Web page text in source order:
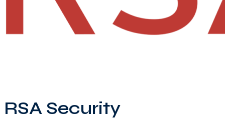
RSA Security